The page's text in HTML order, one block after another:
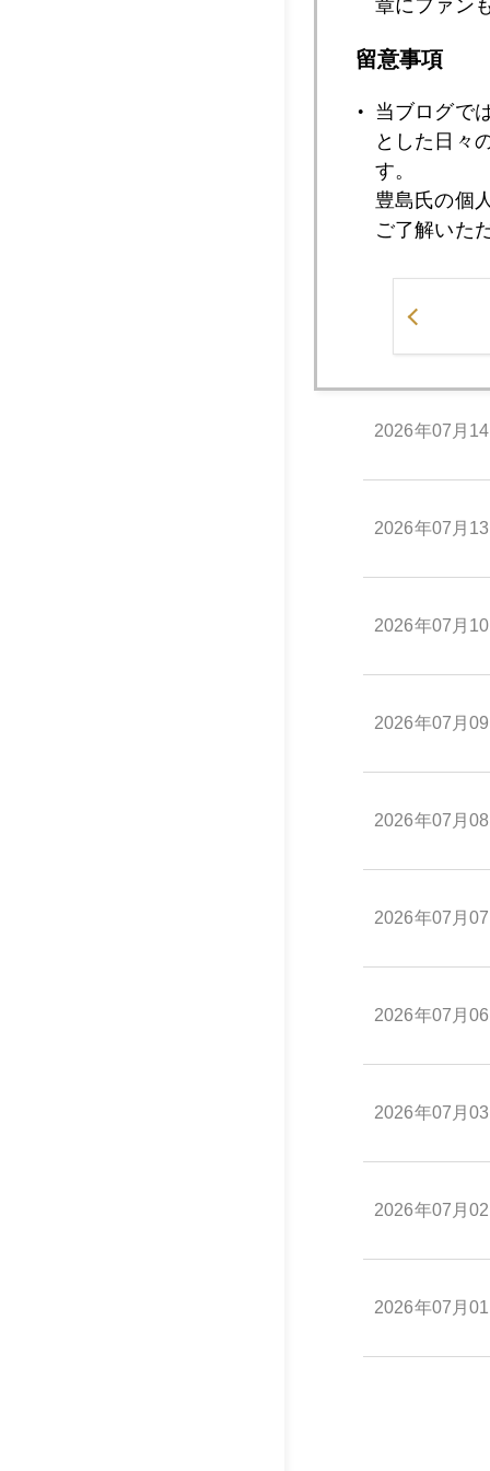
2026年07月
2026年07月
2026年07月
2026年07月
2026年07月
2026年07月
2026年07月
2026年07月
2026年07月
2026年07月
2026年07月
2026年07月
章にファン
留意事項
当ブログで
とした日々
す。
豊島氏の個
ご了解いた